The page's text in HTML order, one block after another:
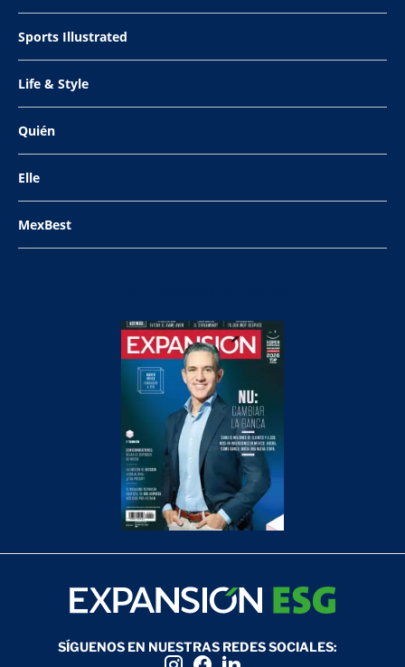
Sports Illustrated
Life & Style
Quién
Elle
MexBest
SÍGUENOS EN NUESTRAS REDES SOCIALES: